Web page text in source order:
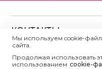
КОНТАКТЫ
8 (800) 333-87-72
Напишите нам
ПОЛЕЗНАЯ
Мы используем cookie-
сайта.
Продолжая использовать
использованием сookie-